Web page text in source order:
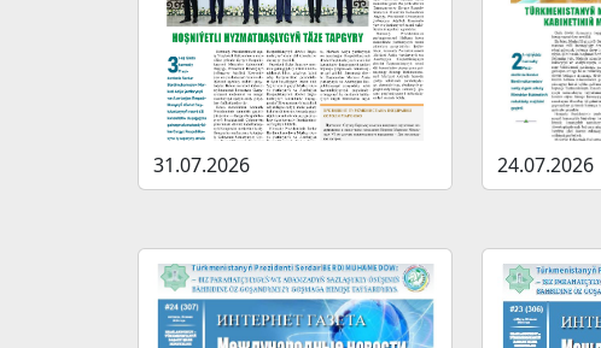
31.07.2026 24.07.2026